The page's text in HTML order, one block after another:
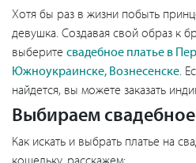
Хотя бы раз в жизни побыть
девушка. Создавая свой образ к
выберите свадебное платье в
Южноукраинске, Вознесенске.
найдется, вы можете заказать
Выбираем
Как искать и выбрать платье на
кошельку, расскажем: